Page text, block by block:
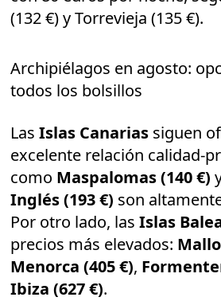
(132 €) y Torrevieja (135 €).
Archipiélagos en agosto:
todos los bolsillos
LasIslas Canarias siguen
excelente relación calidad-
como Maspalomas (140 €)
Inglés (193 €) son
Por otro lado, lasIslas
precios más elevados:
Menorca (405 €),
Ibiza (627 €).